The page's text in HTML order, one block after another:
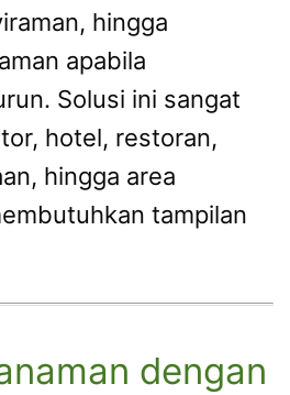
hingga
apabila
Solusi ini sangat
hotel, restoran,
hingga area
tampilan
dengan